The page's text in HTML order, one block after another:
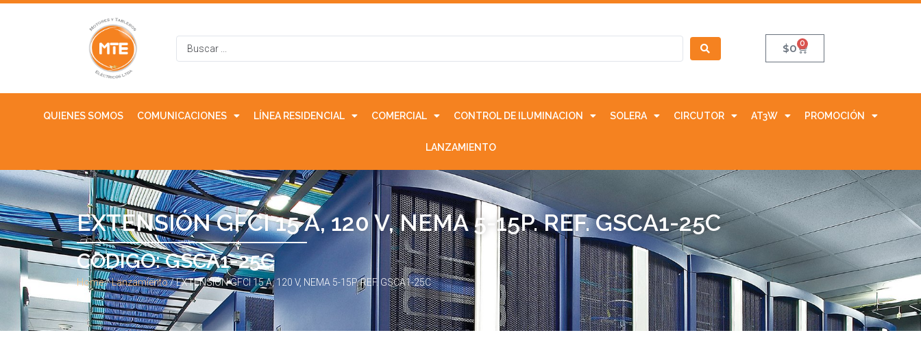
$0 0
QUIENES SOMOS COMUNICACIONES LÍNEA RESIDENCIAL COMERCIAL CONTROL DE ILUMINACION SOLERA CIRCUTOR AT3W PROMOCIÓN
LANZAMIENTO
EXTENSIÓN GFCI 15 A, 120 V, NEMA 5-15P. REF. GSCA1-25C
CODIGO: GSCA1-25C
Home/Lanzamiento/ EXTENSIÓN GFCI 15 A, 120 V, NEMA 5-15P. REF. GSCA1-25C